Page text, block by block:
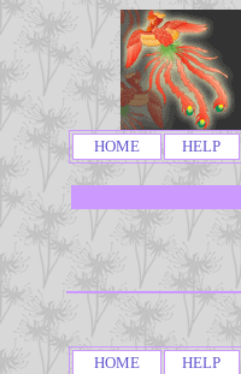
HOME HELP
HOME HELP